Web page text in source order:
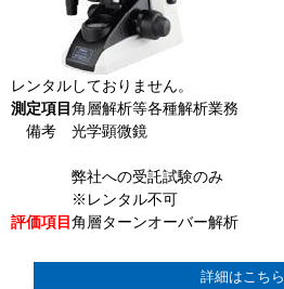
レンタルしておりません。
測定項目角層解析等各種解析業務
備考
光学顕微鏡
弊社への受託試験のみ
※レンタル不可
評価項目角層ターンオーバー解析
詳細はこちら